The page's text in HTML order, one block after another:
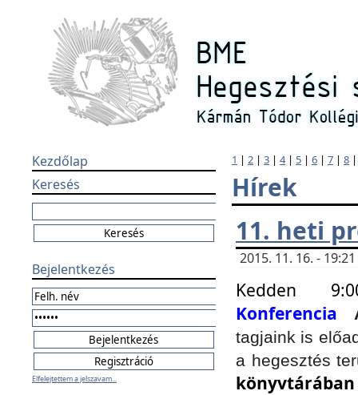
Kezdőlap
Keresés
Bejelentkezés
Elfelejtettem a jelszavam...
1 | 2 | 3 | 4| 5 | 6 | 7 | 8
Hírek
11. heti
2015. 11. 16. -
Kedden
Konferencia
tagjaink is
a hegesztés
könyvtárában